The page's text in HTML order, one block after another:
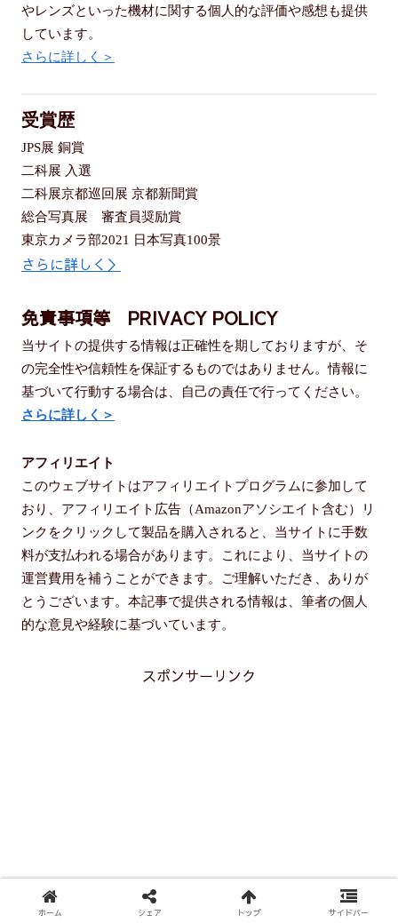
やレンズといった機材に関する個人的な評価や感想も提供
しています。
さらに詳しく＞
受賞歴
JPS展 銅賞
二科展 入選
二科展京都巡回展 京都新聞賞
総合写真展 審査員奨励賞
東京カメラ部2021 日本写真100景
さらに詳しく＞
免責事項等 PRIVACY POLICY
当サイトの提供する情報は正確性を期しておりますが、そ
の完全性や信頼性を保証するものではありません。情報に
基づいて行動する場合は、自己の責任で行ってください。
さらに詳しく＞
アフィリエイト
このウェブサイトはアフィリエイトプログラムに参加して
おり、アフィリエイト広告（Amazonアソシエイト含む）リ
ンクをクリックして製品を購入されると、当サイトに手数
料が支払われる場合があります。これにより、当サイトの
運営費用を補うことができます。ご理解いただき、ありが
とうございます。本記事で提供される情報は、筆者の個人
的な意見や経験に基づいています。
スポンサーリンク
ホーム シェア トップ サイドバー